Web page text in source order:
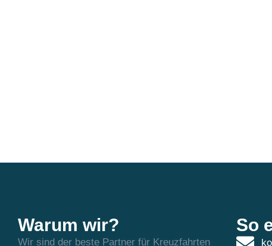
Warum wir?
Wir sind der beste Partner für Kreuzfahrten
So